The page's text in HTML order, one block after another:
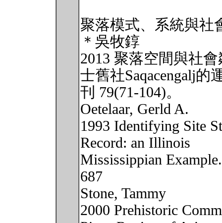
聚落模式、系統與社
＊吳牧錞
2013 聚落空間與社
士舊社Saqacengalj
刊 79(71-104)。
Oetelaar, Gerld A.
1993 Identifying Site
Record: an Illinois
Mississippian
687
Stone, Tammy
2000 Prehistoric